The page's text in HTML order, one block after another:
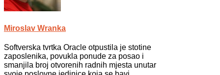
Miroslav Wranka
Softverska tvrtka Oracle otpustila je stotine
zaposlenika, povukla ponude za posao i
smanjila broj otvorenih radnih mjesta unutar